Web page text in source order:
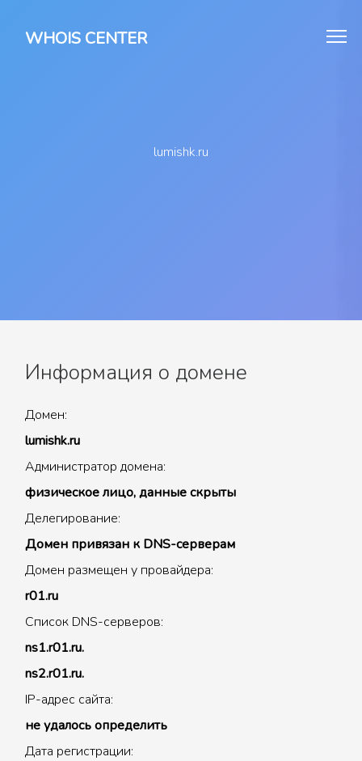
WHOIS CENTER
lumishk.ru
Информация о домене
Домен:
lumishk.ru
Администратор домена:
физическое лицо, данные скрыты
Делегирование:
Домен привязан к DNS-серверам
Домен размещен у провайдера:
r01.ru
Список DNS-серверов:
ns1.r01.ru.
ns2.r01.ru.
IP-адрес сайта:
не удалось определить
Дата регистрации: